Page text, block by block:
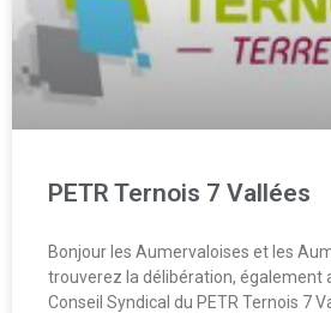
PETR Ternois 7 Vallées
Bonjour les Aumervaloises et les
trouverez la délibération, également
Conseil Syndical du PETR Ternois 7